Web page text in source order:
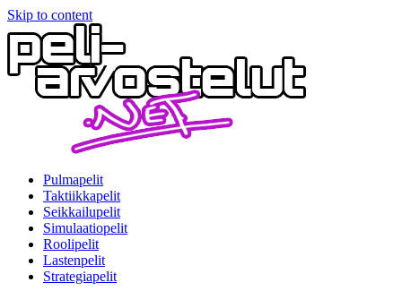
Skip to content
Pulmapelit
Taktiikkapelit
Seikkailupelit
Simulaatiopelit
Roolipelit
Lastenpelit
Strategiapelit